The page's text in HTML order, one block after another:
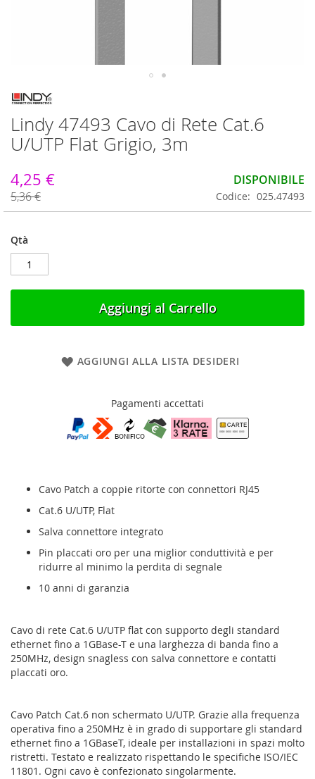
Vai
all'inizio
della
galleria
di
Lindy 47493 Cavo di Rete Cat.6
U/UTP Flat Grigio, 3m
4,25 €
5,36 €
DISPONIBILE
Codice 025.47493
Qtà
Aggiungi al Carrello
AGGIUNGI ALLA LISTA DESIDERI
Pagamenti accettati
Cavo Patch a coppie ritorte con connettori RJ45
Cat.6 U/UTP, Flat
Salva connettore integrato
Pin placcati oro per una miglior conduttività e per
ridurre al minimo la perdita di segnale
10 anni di garanzia
Cavo di rete Cat.6 U/UTP flat con supporto degli standard
ethernet fino a 1GBase-T e una larghezza di banda fino a
250MHz, design snagless con salva connettore e contatti
placcati oro.
Cavo Patch Cat.6 non schermato U/UTP. Grazie alla frequenza
operativa fino a 250MHz è in grado di supportare gli standard
ethernet fino a 1GBaseT, ideale per installazioni in spazi molto
ristretti. Testato e realizzato rispettando le specifiche ISO/IEC
11801. Ogni cavo è confezionato singolarmente.